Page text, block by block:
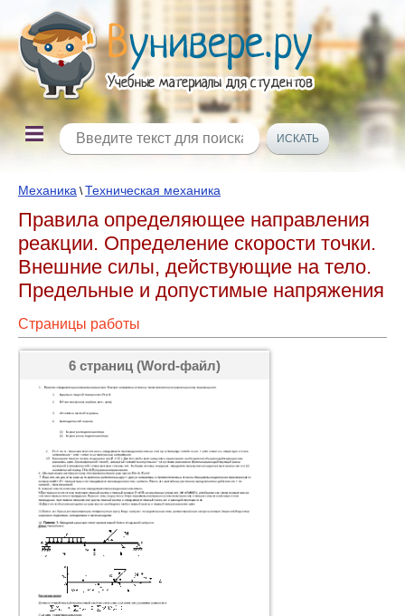
Механика \Техническая механика
Правила определяющее направления
реакции. Определение скорости точки.
Внешние силы, действующие на тело.
Предельные и допустимые напряжения
Страницы работы
6 страниц (Word-файл)